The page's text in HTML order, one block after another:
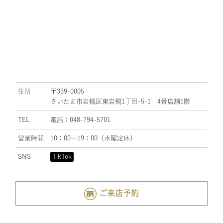
住所
〒339-0005
さいたま市岩槻区東岩槻1丁目-5-1 4番店舗1階
TEL 電話：048-794-5701
営業時間 10：00ー19：00（水曜定休）
SNS TikTok
ご来店予約